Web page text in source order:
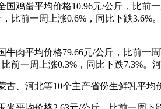
国鸡蛋平均价格10.96元/公斤，比前
比前一周上涨0.6%，同比下跌3.6%
牛肉平均价格79.66元/公斤，比前一
前一周上涨0.3%，同比下跌7.3%。
古、河北等10个主产省份生鲜乳平均